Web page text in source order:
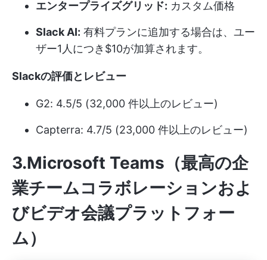
エンタープライズグリッド: カスタム価格
Slack AI: 有料プランに追加する場合は、ユー
ザー1人につき$10が加算されます。
Slackの評価とレビュー
G2: 4.5/5 (32,000 件以上のレビュー)
Capterra: 4.7/5 (23,000 件以上のレビュー)
3.Microsoft Teams（最高の企
業チームコラボレーションおよ
びビデオ会議プラットフォー
ム）